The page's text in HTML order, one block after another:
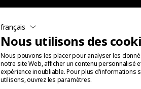
français
Nous utilisons des
Nous pouvons les placer pour analyser les
notre site Web, afficher un contenu personnalisé
expérience inoubliable. Pour plus d'informations
utilisons, ouvrez les paramètres.